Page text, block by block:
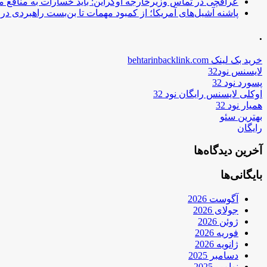
پاشنه آشیل‌های آمریکا؛ از کمبود مهمات تا بن‌بست راهبردی در
.
خرید بک لینک behtarinbacklink.com
لایسنس نود32
پسورد نود 32
اوکلی لایسنس رایگان نود 32
همیار نود 32
بهترین سئو
رایگان
آخرین دیدگاه‌ها
بایگانی‌ها
آگوست 2026
جولای 2026
ژوئن 2026
فوریه 2026
ژانویه 2026
دسامبر 2025